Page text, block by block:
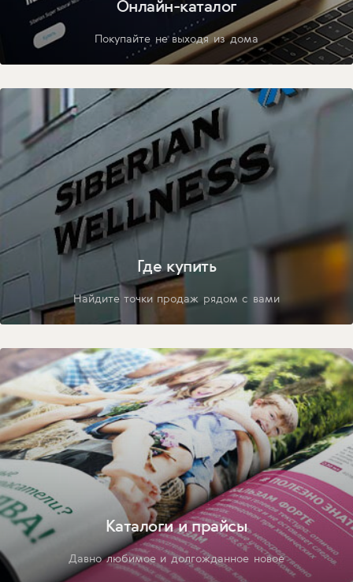
Онлайн-каталог
Покупайте не выходя из дома
Где купить
Найдите точки продаж рядом с вами
Каталоги и прайсы
Давно любимое и долгожданное новое